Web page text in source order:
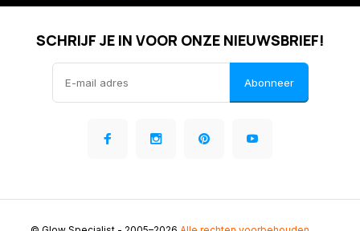
SCHRIJF JE IN VOOR ONZE NIEUWSBRIEF!
Abonneer